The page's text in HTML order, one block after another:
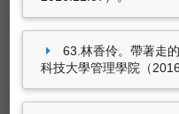
63.林香伶。帶著走
科技大學管理學院（